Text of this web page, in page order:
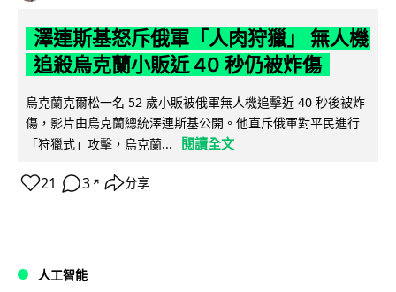
澤連斯基怒斥俄軍「人肉狩獵」 無人機
追殺烏克蘭小販近 40 秒仍被炸傷
烏克蘭克爾松一名 52 歲小販被俄軍無人機追擊近 40 秒後被炸
傷，影片由烏克蘭總統澤連斯基公開。他直斥俄軍對平民進行
「狩獵式」攻擊，烏克蘭...
閱讀全文
21 3 ↗ 分享
人工智能